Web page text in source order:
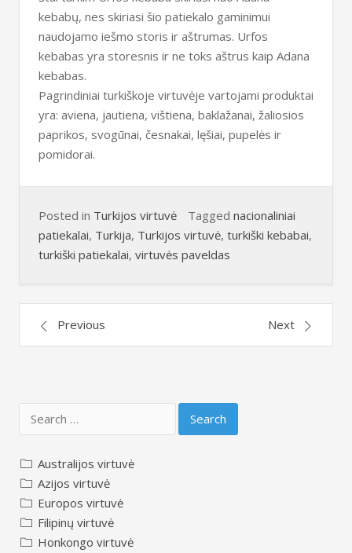
kebabų, nes skiriasi šio patiekalo gaminimui
naudojamo iešmo storis ir aštrumas. Urfos
kebabas yra storesnis ir ne toks aštrus kaip Adana
kebabas.
Pagrindiniai turkiškoje virtuvėje vartojami produktai
yra: aviena, jautiena, vištiena, baklažanai, žaliosios
paprikos, svogūnai, česnakai, lęšiai, pupelės ir
pomidorai.
Posted in Turkijos virtuvė Tagged nacionaliniai
patiekalai, Turkija, Turkijos virtuvė, turkiški kebabai,
turkiški patiekalai, virtuvės paveldas
PostPrevious Next
for:
Australijos virtuvė
Azijos virtuvė
Europos virtuvė
Filipinų virtuvė
Honkongo virtuvė